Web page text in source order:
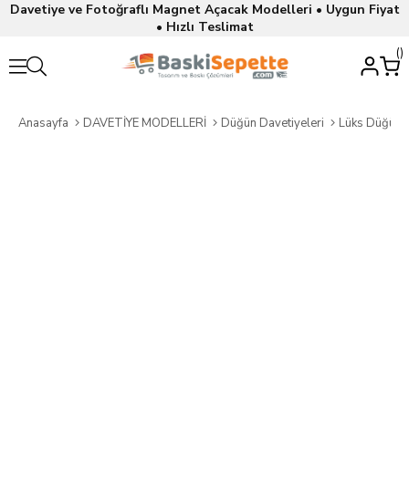
Davetiye ve Fotoğraflı Magnet Açacak Modelleri • Uygun Fiyat
• Hızlı Teslimat
Anasayfa DAVETİYE MODELLERİ Düğün Davetiyeleri Lüks Düğün